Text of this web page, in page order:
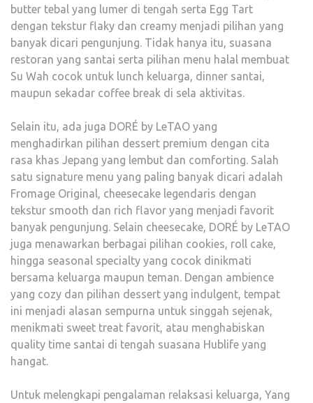
butter tebal yang lumer di tengah serta Egg Tart
dengan tekstur flaky dan creamy menjadi pilihan yang
banyak dicari pengunjung. Tidak hanya itu, suasana
restoran yang santai serta pilihan menu halal membuat
Su Wah cocok untuk lunch keluarga, dinner santai,
maupun sekadar coffee break di sela aktivitas.
Selain itu, ada juga DORÉ by LeTAO yang
menghadirkan pilihan dessert premium dengan cita
rasa khas Jepang yang lembut dan comforting. Salah
satu signature menu yang paling banyak dicari adalah
Fromage Original, cheesecake legendaris dengan
tekstur smooth dan rich flavor yang menjadi favorit
banyak pengunjung. Selain cheesecake, DORÉ by LeTAO
juga menawarkan berbagai pilihan cookies, roll cake,
hingga seasonal specialty yang cocok dinikmati
bersama keluarga maupun teman. Dengan ambience
yang cozy dan pilihan dessert yang indulgent, tempat
ini menjadi alasan sempurna untuk singgah sejenak,
menikmati sweet treat favorit, atau menghabiskan
quality time santai di tengah suasana Hublife yang
hangat.
Untuk melengkapi pengalaman relaksasi keluarga, Yang